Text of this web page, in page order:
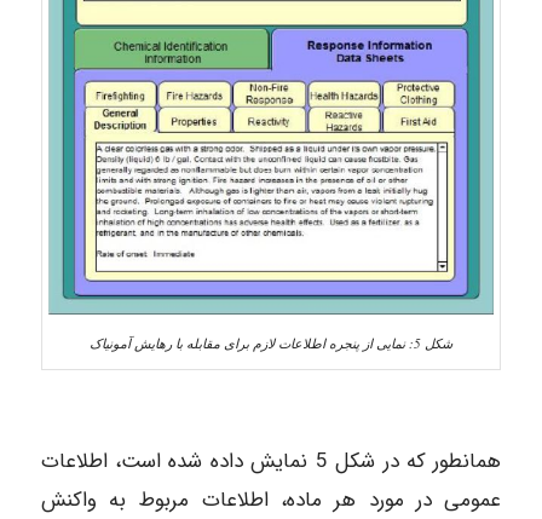
شکل 5: نمایی از پنجره اطلاعات لازم برای مقابله با رهایش آمونیاک
همانطور که در شکل 5 نمایش داده شده است، اطلاعات
عمومی در مورد هر ماده، اطلاعات مربوط به واکنش